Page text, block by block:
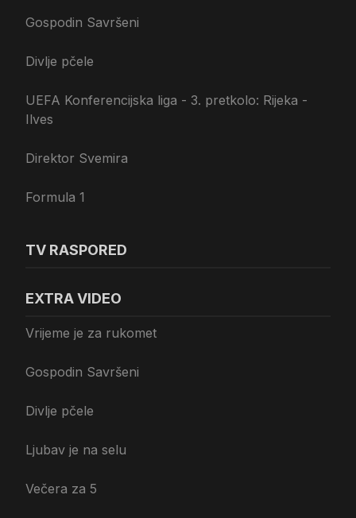
Gospodin Savršeni
Divlje pčele
UEFA Konferencijska liga - 3. pretkolo: Rijeka -
Ilves
Direktor Svemira
Formula 1
TV RASPORED
EXTRA VIDEO
Vrijeme je za rukomet
Gospodin Savršeni
Divlje pčele
Ljubav je na selu
Večera za 5